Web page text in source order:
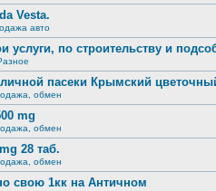
Vesta.
авто
услуги, по строительству и
пасеки Крымский
обмен
mg
обмен
28 таб.
обмен
свою 1кк на Античном